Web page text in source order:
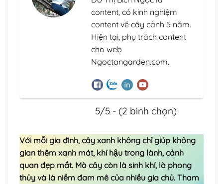
content, có kinh nghiệm
content về cây cảnh 5 năm.
Hiện tại, phụ trách content
cho web
Ngoctangarden.com.
5/5 - (2 bình chọn)
Với mỗi gia đình, cây xanh không chỉ giúp không
gian thêm xanh mát, khí hậu trong lành, cảnh
quan đẹp mắt. Mà cây còn là sinh khí, là phong
thủy và là niềm đam mê của nhiều gia chủ. Tham